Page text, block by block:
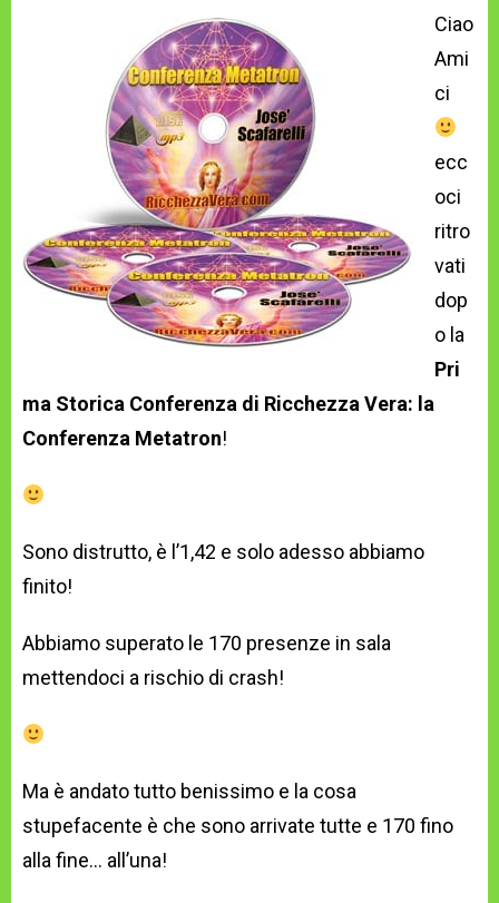
Ciao
Ami
ci
ecc
oci
ritro
vati
dop
o la
Pri
ma Storica Conferenza di Ricchezza Vera: la
Conferenza Metatron!
Sono distrutto, è l’1,42 e solo adesso abbiamo
finito!
Abbiamo superato le 170 presenze in sala
mettendoci a rischio di crash!
Ma è andato tutto benissimo e la cosa
stupefacente è che sono arrivate tutte e 170 fino
alla fine… all’una!